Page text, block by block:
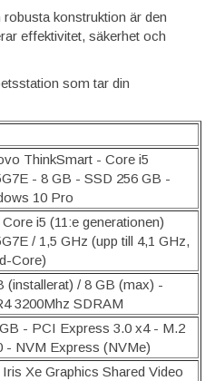
konstruktion är den
effektivitet, säkerhet och
som tar din
ThinkSmart - Core i5
- 8 GB - SSD 256 GB -
10 Pro
Core i5 (11:e generationen)
/ 1,5 GHz (upp till 4,1 GHz,
Core)
(installerat) / 8 GB (max) -
3200Mhz SDRAM
- PCI Express 3.0 x4 - M.2
- NVM Express (NVMe)
Iris Xe Graphics Shared Video